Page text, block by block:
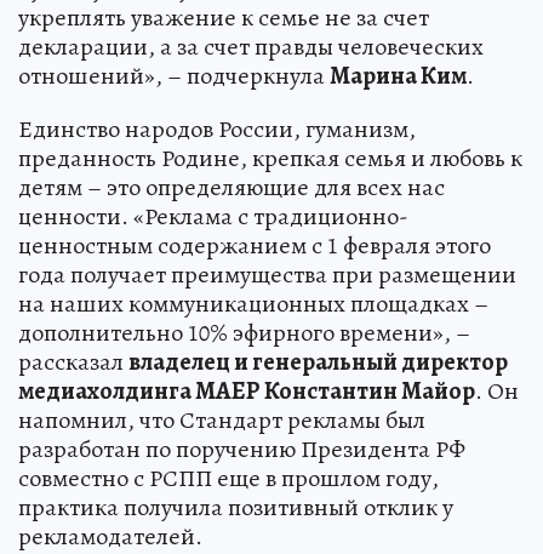
укреплять уважение к семье не за счет
декларации, а за счет правды человеческих
отношений», – подчеркнулаМарина Ким.
Единство народов России, гуманизм,
преданность Родине, крепкая семья и любовь к
детям – это определяющие для всех нас
ценности. «Реклама с традиционно-
ценностным содержанием с 1 февраля этого
года получает преимущества при размещении
на наших коммуникационных площадках –
дополнительно 10% эфирного времени», –
рассказалвладелец и генеральный директор
медиахолдинга МАЕР Константин Майор. Он
напомнил, что Стандарт рекламы был
разработан по поручению Президента РФ
совместно с РСПП еще в прошлом году,
практика получила позитивный отклик у
рекламодателей.